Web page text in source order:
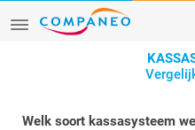
Welk soort kassasysteem